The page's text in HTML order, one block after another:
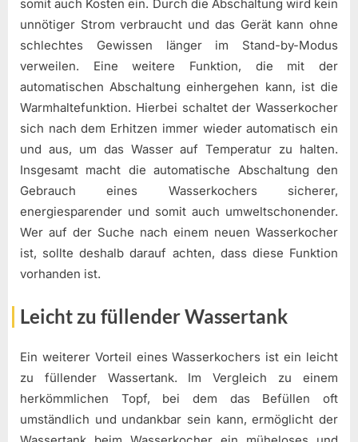
somit auch Kosten ein. Durch die Abschaltung wird kein
unnötiger Strom verbraucht und das Gerät kann ohne
schlechtes Gewissen länger im Stand-by-Modus
verweilen. Eine weitere Funktion, die mit der
automatischen Abschaltung einhergehen kann, ist die
Warmhaltefunktion. Hierbei schaltet der Wasserkocher
sich nach dem Erhitzen immer wieder automatisch ein
und aus, um das Wasser auf Temperatur zu halten.
Insgesamt macht die automatische Abschaltung den
Gebrauch eines Wasserkochers sicherer,
energiesparender und somit auch umweltschonender.
Wer auf der Suche nach einem neuen Wasserkocher
ist, sollte deshalb darauf achten, dass diese Funktion
vorhanden ist.
Leicht zu füllender Wassertank
Ein weiterer Vorteil eines Wasserkochers ist ein leicht
zu füllender Wassertank. Im Vergleich zu einem
herkömmlichen Topf, bei dem das Befüllen oft
umständlich und undankbar sein kann, ermöglicht der